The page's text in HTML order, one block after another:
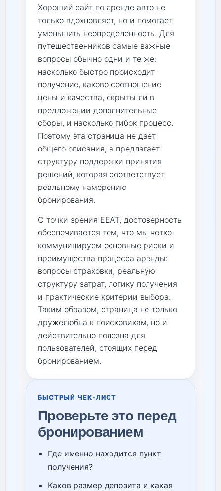
Хороший сайт по аренде авто не
только вдохновляет, но и помогает
уменьшить неопределенность. Для
путешественников самые важные
вопросы обычно одни и те же:
насколько быстро происходит
получение, каково соотношение
цены и качества, скрыты ли в
предложении дополнительные
сборы, и насколько гибок процесс.
Поэтому эта страница не дает
общего описания, а предлагает
структуру поддержки принятия
решений, которая соответствует
реальному намерению
бронирования.
С точки зрения EEAT, достоверность
обеспечивается тем, что мы четко
коммуницируем основные риски и
преимущества процесса аренды:
вопросы страховки, реальную
структуру затрат, логику получения
и практические критерии выбора.
Таким образом, страница не только
дружелюбна к поисковикам, но и
действительно полезна для
пользователей, стоящих перед
бронированием.
БЫСТРЫЙ ЧЕК-ЛИСТ
Проверьте это перед
бронированием
Где именно находится пункт
получения?
Каков размер депозита и какая